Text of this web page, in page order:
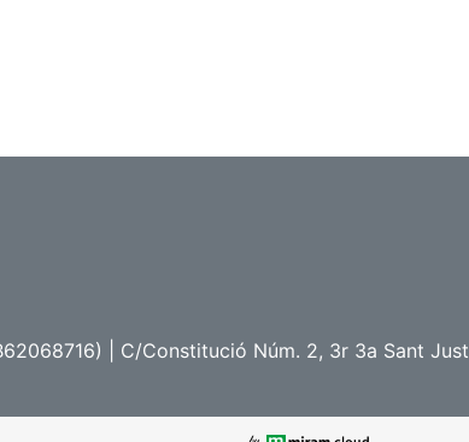
| C/Constitució Núm. 2, 3r 3a Sant Just